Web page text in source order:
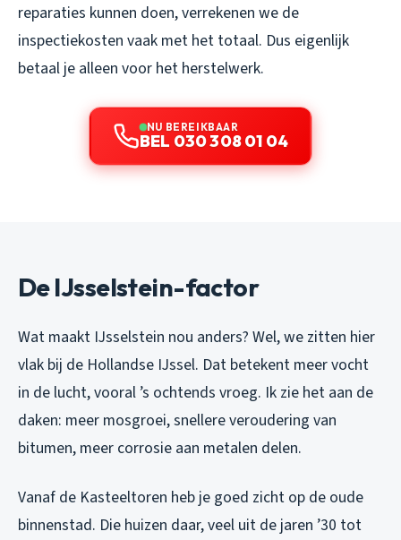
reparaties kunnen doen, verrekenen we de
inspectiekosten vaak met het totaal. Dus eigenlijk
betaal je alleen voor het herstelwerk.
NU BEREIKBAAR
BEL 030 308 01 04
De IJsselstein-factor
Wat maakt IJsselstein nou anders? Wel, we zitten hier
vlak bij de Hollandse IJssel. Dat betekent meer vocht
in de lucht, vooral ’s ochtends vroeg. Ik zie het aan de
daken: meer mosgroei, snellere veroudering van
bitumen, meer corrosie aan metalen delen.
Vanaf de Kasteeltoren heb je goed zicht op de oude
binnenstad. Die huizen daar, veel uit de jaren ’30 tot